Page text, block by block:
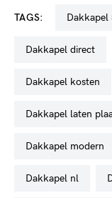
TAGS:
dakkapel direct
dakkapel kosten
dakkapel laten
dakkapel modern
dakkapel nl